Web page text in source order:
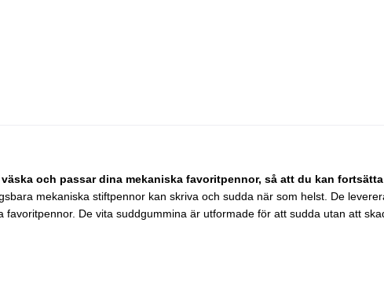
och passar dina mekaniska favoritpennor, så att du kan
mekaniska stiftpennor kan skriva och sudda när som helst. De
De vita suddgummina är utformade för att sudda utan att